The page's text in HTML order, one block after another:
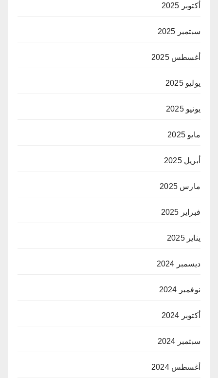
أكتوبر 2025
سبتمبر 2025
أغسطس 2025
يوليو 2025
يونيو 2025
مايو 2025
أبريل 2025
مارس 2025
فبراير 2025
يناير 2025
ديسمبر 2024
نوفمبر 2024
أكتوبر 2024
سبتمبر 2024
أغسطس 2024